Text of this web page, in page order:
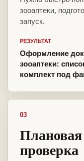
зооаптеки,
запуск.
РЕЗУЛЬТАТ
Оформление
зооаптеки:
комплект под
03
проверка